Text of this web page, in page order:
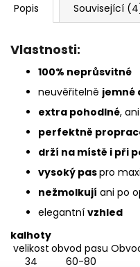
Popis Související
Vlastnosti:
100% neprůsvitné
neuvěřitelně jemné
extra pohodlné,
perfektně
drží na místě i při
vysoký paspro
nežmolkují ani po
elegantní vzhled
kalhoty
velikost obvod pasu
34
60-80